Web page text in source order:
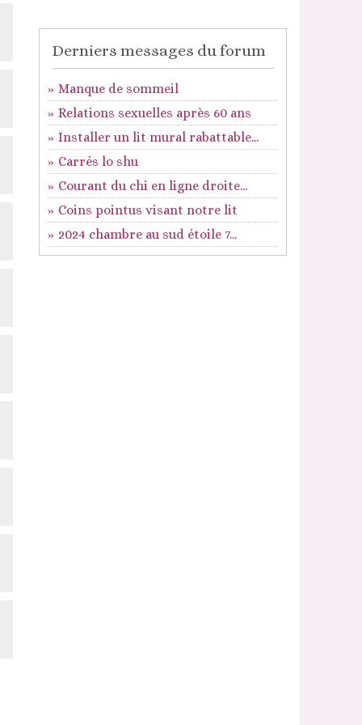
Derniers messages du forum
Manque de sommeil
Relations sexuelles après 60 ans
Installer un lit mural rabattable...
Carrés lo shu
Courant du chi en ligne droite...
Coins pointus visant notre lit
2024 chambre au sud étoile 7...